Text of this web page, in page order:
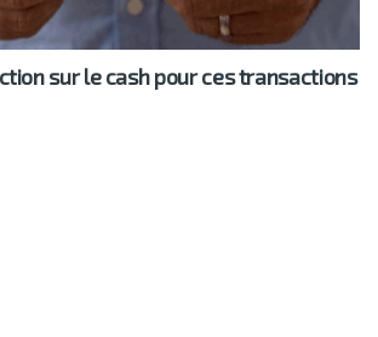
sur le cash pour ces transactions